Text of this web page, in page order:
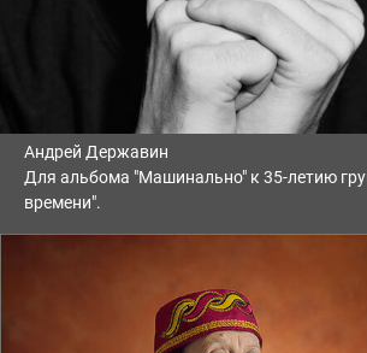
Андрей Державин
Для альбома "Машинально" к 35-летию
времени".